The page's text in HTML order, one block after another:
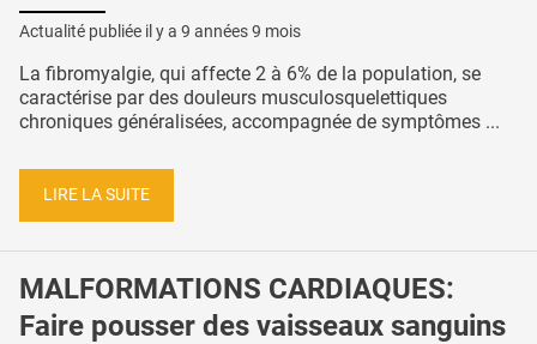
Actualité publiée il y a 9 années 9 mois
La fibromyalgie, qui affecte 2 à 6% de la population, se
caractérise par des douleurs musculosquelettiques
chroniques généralisées, accompagnée de symptômes ...
LIRE LA SUITE
MALFORMATIONS CARDIAQUES:
Faire pousser des vaisseaux sanguins